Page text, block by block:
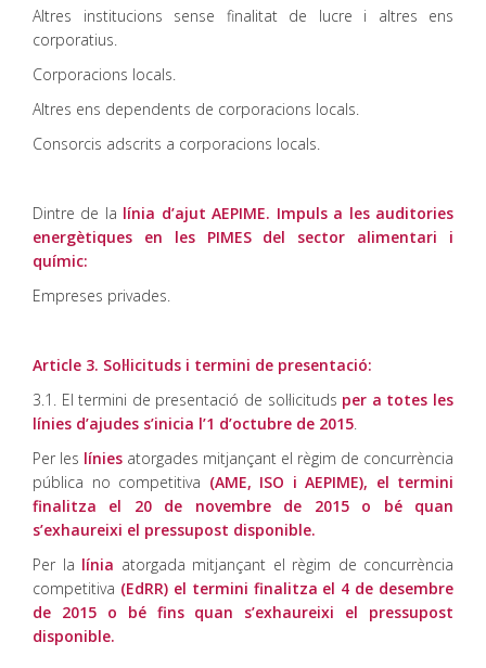
Altres institucions sense finalitat de lucre i altres ens
corporatius.
Corporacions locals.
Altres ens dependents de corporacions locals.
Consorcis adscrits a corporacions locals.
Dintre de la línia d’ajut AEPIME. Impuls a les auditories
energètiques en les PIMES del sector alimentari i
químic:
Empreses privades.
Article 3. Sol·licituds i termini de presentació:
3.1. El termini de presentació de sol·licituds per a totes les
línies d’ajudes s’inicia l’1 d’octubre de 2015.
Per les línies atorgades mitjançant el règim de concurrència
pública no competitiva (AME, ISO i AEPIME), el termini
finalitza el 20 de novembre de 2015 o bé quan
s’exhaureixi el pressupost disponible.
Per la línia atorgada mitjançant el règim de concurrència
competitiva (EdRR) el termini finalitza el 4 de desembre
de 2015 o bé fins quan s’exhaureixi el pressupost
disponible.